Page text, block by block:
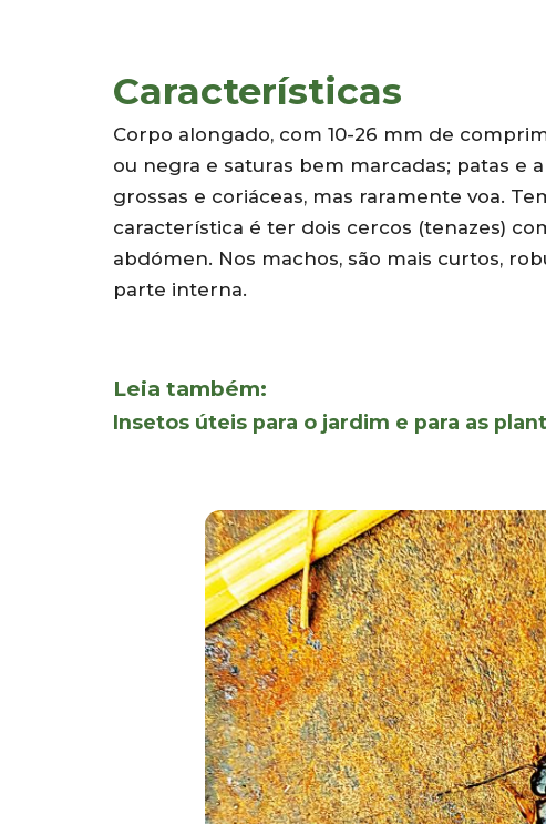
Características
Corpo alongado, com 10-26 mm de
ou negra e saturas bem marcadas; patas e
grossas e coriáceas, mas raramente voa.
característica é ter dois cercos (tenazes)
abdómen. Nos machos, são mais curtos,
parte interna.
Leia também:
Insetos úteis para o jardim e para as